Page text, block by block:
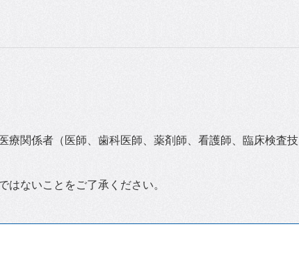
療関係者（医師、歯科医師、薬剤師、看護師、臨床検査技
ないことをご了承ください。